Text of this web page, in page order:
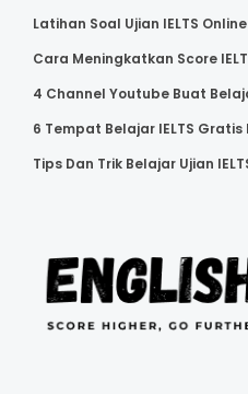
Latihan Soal Ujian IELTS Online
Cara Meningkatkan Score
4 Channel Youtube Buat
6 Tempat Belajar IELTS Gratis
Tips Dan Trik Belajar Ujian